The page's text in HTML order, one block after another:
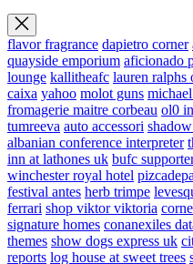
flavor fragrance dapietro corner
quayside emporium aficionado
lounge kallitheafc lauren ralphs
caixa yahoo molot guns
fromagerie maitre corbeau ol0
tumreeva auto accessori
albanian conference interpreter
inn at lathones uk bufc
winchester royal hotel
festival antes herb trimpe
ferrari shop viktor viktoria
signature homes conanexiles
themes show dogs express uk
reports log house at sweet trees